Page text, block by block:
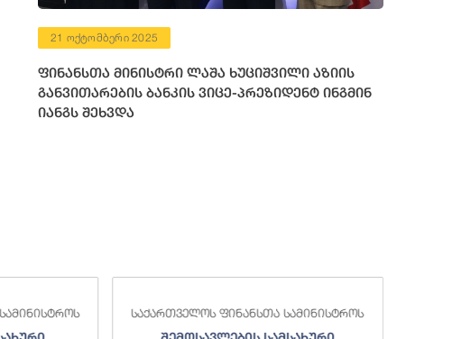
21 ოქტომბერი 2025
ფინანსთა მინისტრი ლაშა ხუციშვილი აზიის
განვითარების ბანკის ვიცე-პრეზიდენტ ინგმინ
იანგს შეხვდა
საქართველოს ფინანსთა სამინისტროს